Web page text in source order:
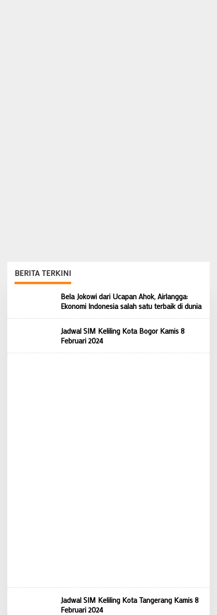
BERITA TERKINI
rasioo.id
Bela Jokowi dari Ucapan Ahok, Airlangga:
Ekonomi Indonesia salah satu terbaik di dunia
Jadwal SIM Keliling Kota Bogor Kamis 8
Februari 2024
Jadwal SIM Keliling Kota Tangerang Kamis 8
Februari 2024